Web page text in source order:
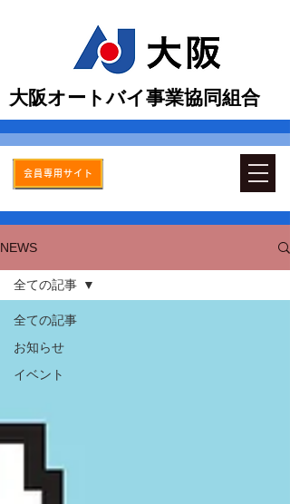
会員専用サイト
​大阪オートバイ事業協同組合
NEWS
全ての記事
お知らせ
イベント
全ての記事